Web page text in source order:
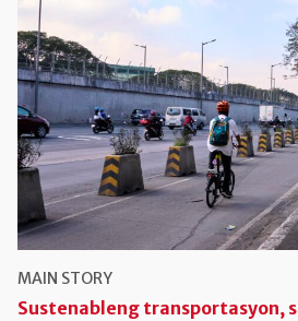
MAIN STORY
Sustenableng transportasyon,